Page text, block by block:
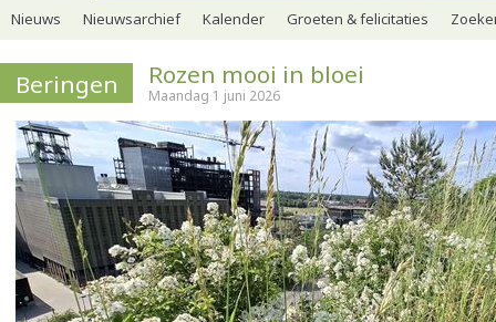
Nieuws Nieuwsarchief Kalender Groeten & felicitaties
Beringen Rozen mooi in bloei
Maandag 1 juni 2026